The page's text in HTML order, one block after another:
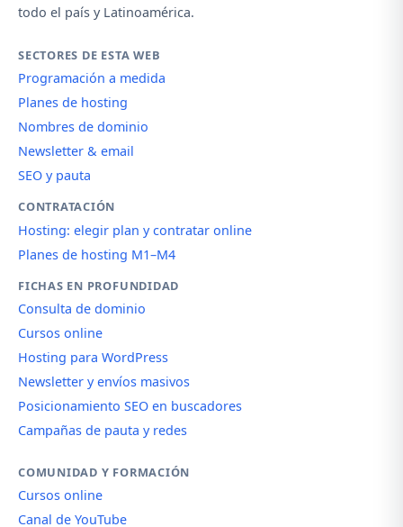
todo el país y Latinoamérica.
SECTORES DE ESTA WEB
Programación a medida
Planes de hosting
Nombres de dominio
Newsletter & email
SEO y pauta
CONTRATACIÓN
Hosting: elegir plan y contratar online
Planes de hosting M1–M4
FICHAS EN PROFUNDIDAD
Consulta de dominio
Cursos online
Hosting para WordPress
Newsletter y envíos masivos
Posicionamiento SEO en buscadores
Campañas de pauta y redes
COMUNIDAD Y FORMACIÓN
Cursos online
Canal de YouTube